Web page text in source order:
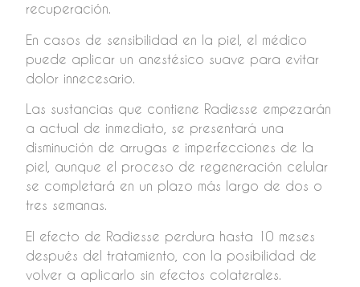
recuperación.
En casos de sensibilidad en la piel, el médico
puede aplicar un anestésico suave para evitar
dolor innecesario.
Las sustancias que contiene Radiesse empezarán
a actual de inmediato, se presentará una
disminución de arrugas e imperfecciones de la
piel, aunque el proceso de regeneración celular
se completará en un plazo más largo de dos o
tres semanas.
El efecto de Radiesse perdura hasta 10 meses
después del tratamiento, con la posibilidad de
volver a aplicarlo sin efectos colaterales.